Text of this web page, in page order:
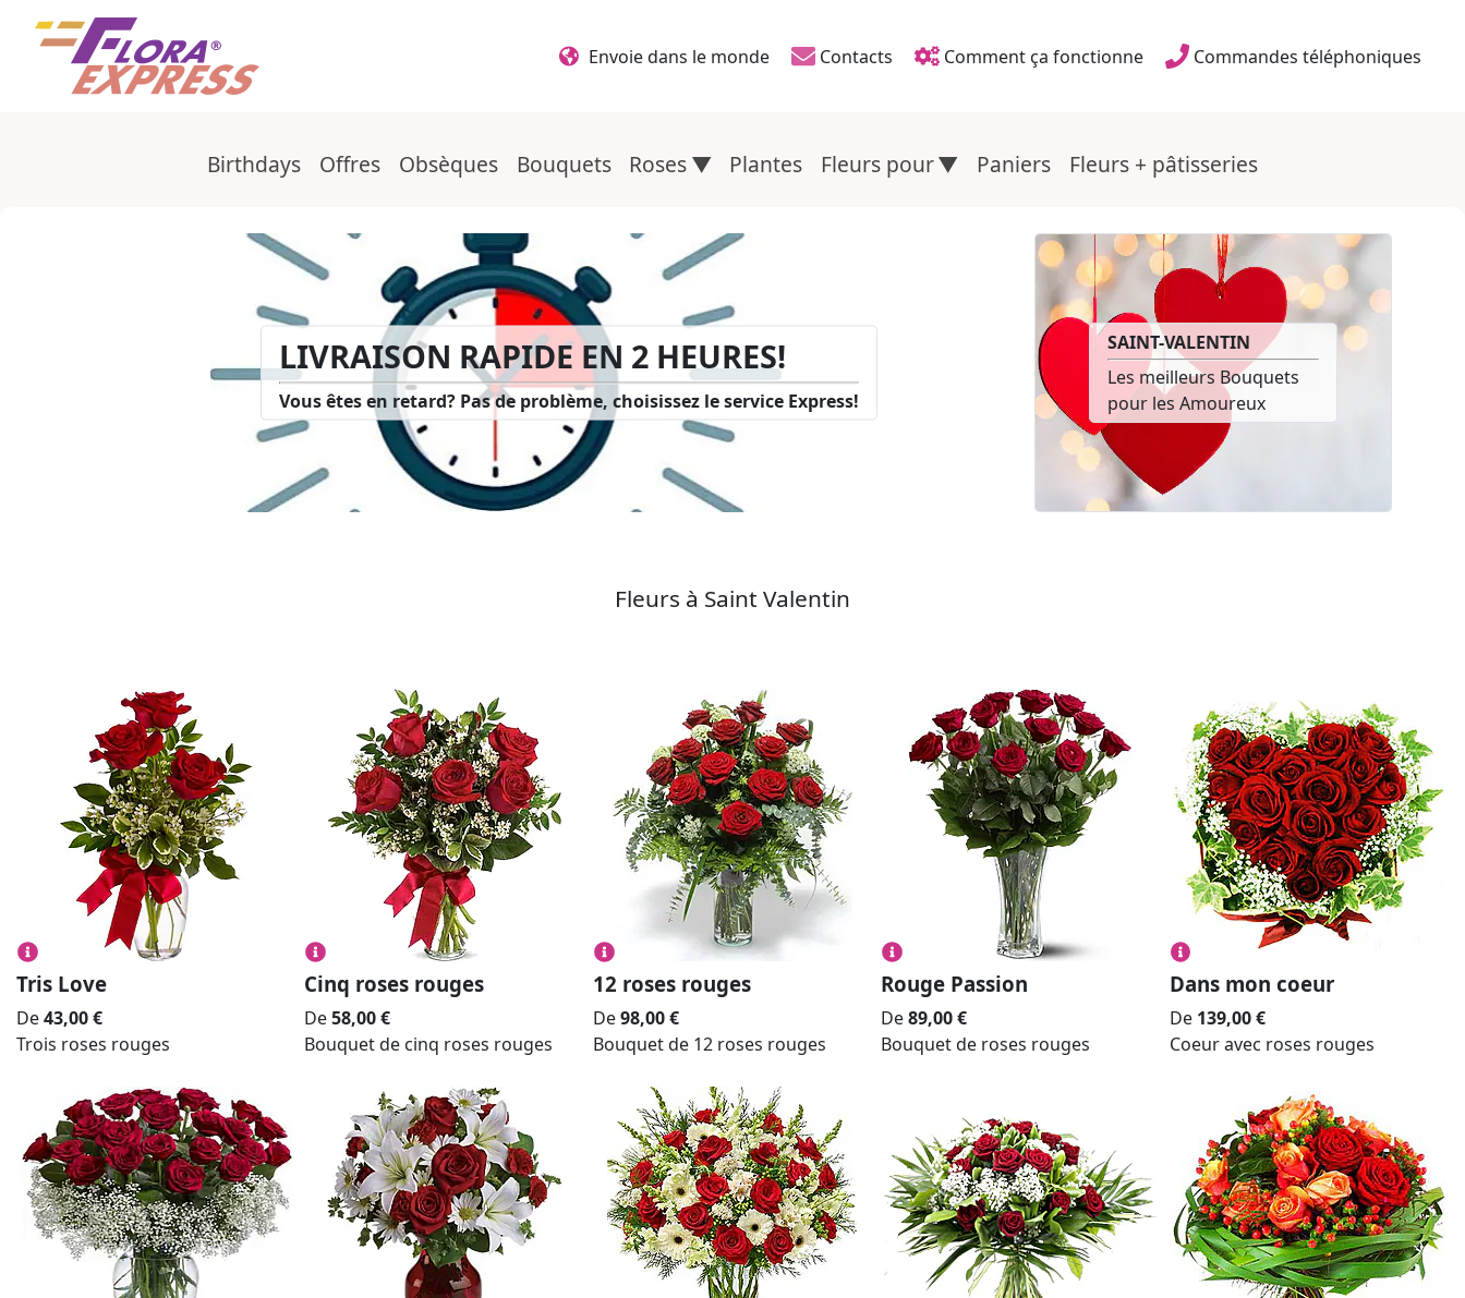
Liens d'en-tête
Envoie dans le monde Contacts Comment ça fonctionne Commandes téléphoniques
Birthdays Offres Obsèques Bouquets Roses Plantes Fleurs pour Paniers Fleurs + pâtisseries
Bannières supérieures
FEBRUARY 14 VALENTINE'S DAY
Wow Your Love! Check Out Offers
LIVRAISON RAPIDE EN 2 HEURES!
Vous êtes en retard? Pas de problème, choisissez le service Express!
SAINT-VALENTIN
Les meilleurs Bouquets
pour les Amoureux
Fleurs à Saint Valentin
Saint Valentin
Tris Love
De43,00€
Trois roses rouges
Cinq roses rouges
De58,00€
Bouquet de cinq roses rouges
12 roses rouges
De98,00€
Bouquet de 12 roses rouges
Rouge Passion
De89,00€
Bouquet de roses rouges
Dans mon coeur
De 139,00 €
Coeur avec roses rouges